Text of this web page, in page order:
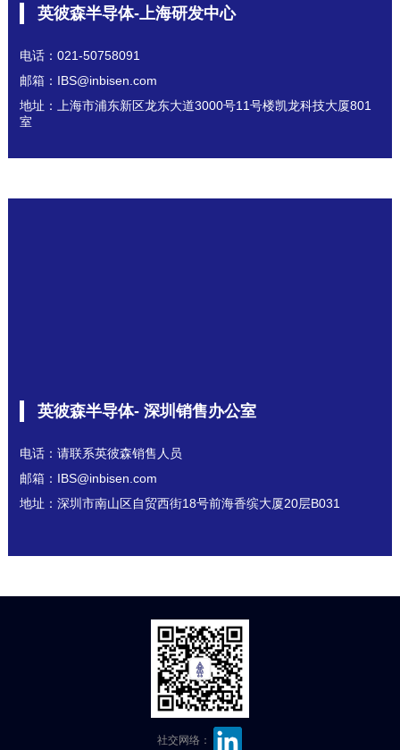
英彼森半导体-上海研发中心
电话：021-50758091
邮箱：IBS@inbisen.com
地址：上海市浦东新区龙东大道3000号11号楼凯龙科技大厦801
室
英彼森半导体- 深圳销售办公室
电话：请联系英彼森销售人员
邮箱：IBS@inbisen.com
地址：深圳市南山区自贸西街18号前海香缤大厦20层B031
社交网络：